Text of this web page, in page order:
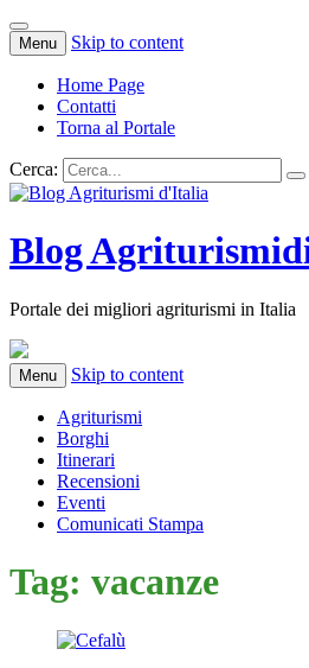
Menu Skip to content
Home Page
Contatti
Torna al Portale
Cerca:
Blog
Portale dei migliori agriturismi in Italia
Menu Skip to content
Agriturismi
Borghi
Itinerari
Recensioni
Eventi
Comunicati Stampa
Tag: vacanze